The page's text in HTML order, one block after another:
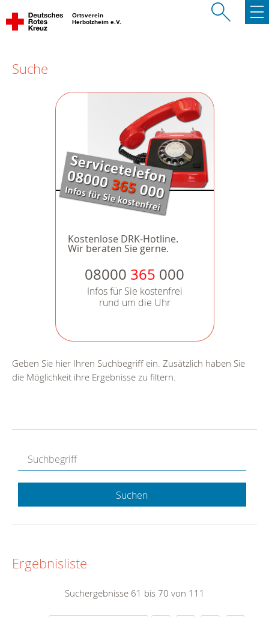
Ortsverein
Herbolzheim e.V.
Suche
Kostenlose DRK-Hotline.
Wir beraten Sie gerne.
08000 365 000
Infos für Sie kostenfrei
rund um die Uhr
Geben Sie hier Ihren Suchbegriff ein. Zusätzlich haben Sie
die Möglichkeit ihre Ergebnisse zu filtern.
Suchen
Ergebnisliste
Suchergebnisse 61 bis 70 von 111